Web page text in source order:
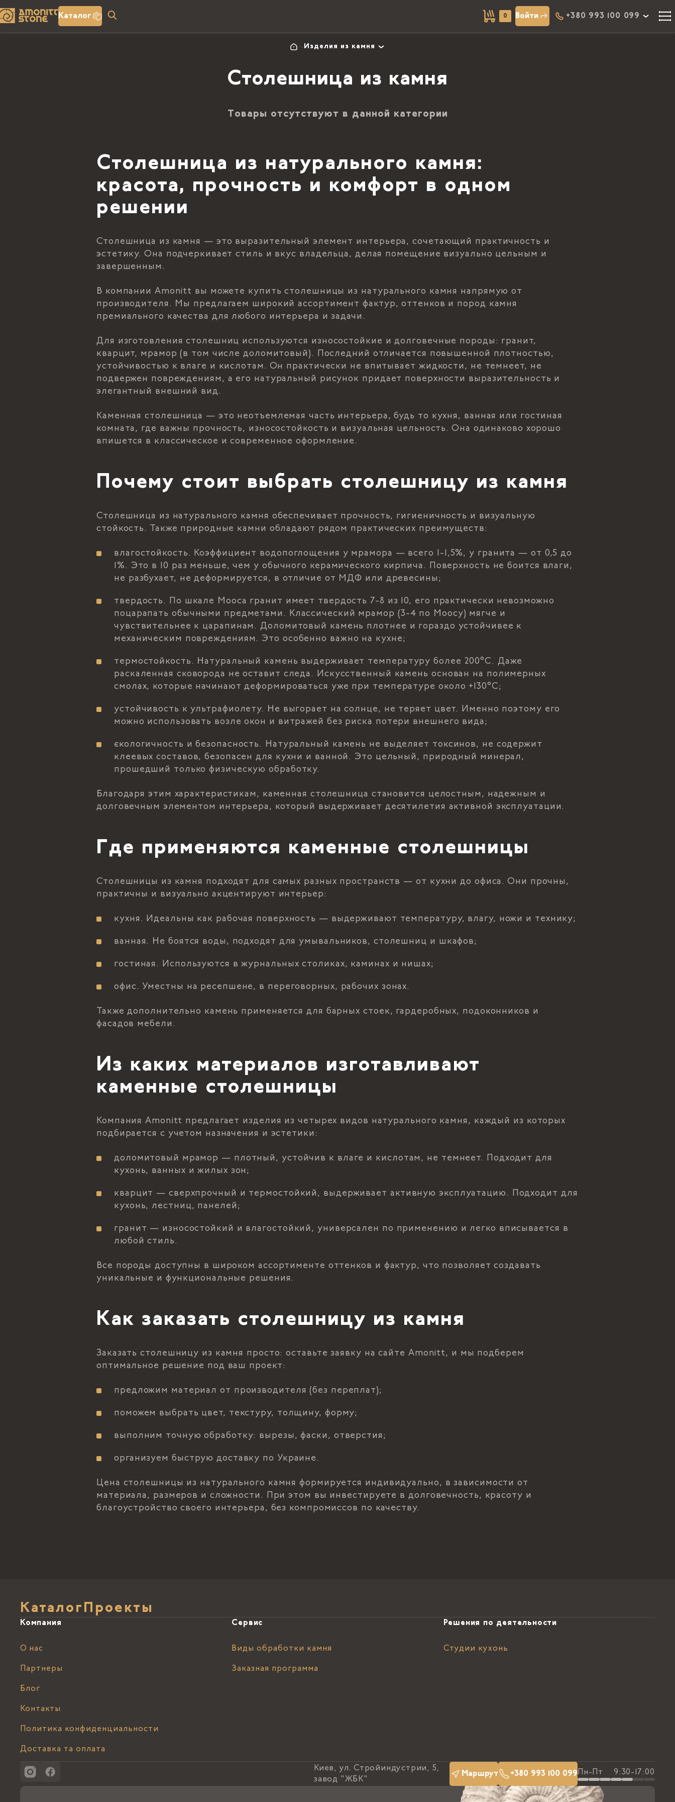
Каталог 0 Войти +380 993 100 099
Изделия из камня
Столешница из камня
Товары отсутствуют в данной категории
Столешница из натурального камня:
красота, прочность и комфорт в одном
решении
Столешница из камня — это выразительный элемент интерьера, сочетающий практичность и
эстетику. Она подчеркивает стиль и вкус владельца, делая помещение визуально цельным и
завершенным.
В компании Amonitt вы можете купить столешницы из натурального камня напрямую от
производителя. Мы предлагаем широкий ассортимент фактур, оттенков и пород камня
премиального качества для любого интерьера и задачи.
Для изготовления столешниц используются износостойкие и долговечные породы: гранит,
кварцит, мрамор (в том числе доломитовый). Последний отличается повышенной плотностью,
устойчивостью к влаге и кислотам. Он практически не впитывает жидкости, не темнеет, не
подвержен повреждениям, а его натуральный рисунок придает поверхности выразительность и
элегантный внешний вид.
Каменная столешница — это неотъемлемая часть интерьера, будь то кухня, ванная или гостиная
комната, где важны прочность, износостойкость и визуальная цельность. Она одинаково хорошо
впишется в классическое и современное оформление.
Почему стоит выбрать столешницу из камня
Столешница из натурального камня обеспечивает прочность, гигиеничность и визуальную
стойкость. Также природные камни обладают рядом практических преимуществ:
влагостойкость. Коэффициент водопоглощения у мрамора — всего 1-1,5%, у гранита — от 0,5 до
1%. Это в 10 раз меньше, чем у обычного керамического кирпича. Поверхность не боится влаги,
не разбухает, не деформируется, в отличие от МДФ или древесины;
твердость. По шкале Мооса гранит имеет твердость 7-8 из 10, его практически невозможно
поцарапать обычными предметами. Классический мрамор (3-4 по Моосу) мягче и
чувствительнее к царапинам. Доломитовый камень плотнее и гораздо устойчивее к
механическим повреждениям. Это особенно важно на кухне;
термостойкость. Натуральный камень выдерживает температуру более 200°C. Даже
раскаленная сковорода не оставит следа. Искусственный камень основан на полимерных
смолах, которые начинают деформироваться уже при температуре около +130°C;
устойчивость к ультрафиолету. Не выгорает на солнце, не теряет цвет. Именно поэтому его
можно использовать возле окон и витражей без риска потери внешнего вида;
єкологичность и безопасность. Натуральный камень не выделяет токсинов, не содержит
клеевых составов, безопасен для кухни и ванной. Это цельный, природный минерал,
прошедший только физическую обработку.
Благодаря этим характеристикам, каменная столешница становится целостным, надежным и
долговечным элементом интерьера, который выдерживает десятилетия активной эксплуатации.
Где применяются каменные столешницы
Столешницы из камня подходят для самых разных пространств — от кухни до офиса. Они прочны,
практичны и визуально акцентируют интерьер:
кухня. Идеальны как рабочая поверхность — выдерживают температуру, влагу, ножи и технику;
ванная. Не боятся воды, подходят для умывальников, столешниц и шкафов;
гостиная. Используются в журнальных столиках, каминах и нишах;
офис. Уместны на ресепшене, в переговорных, рабочих зонах.
Также дополнительно камень применяется для барных стоек, гардеробных, подоконников и
фасадов мебели.
Из каких материалов изготавливают
каменные столешницы
Компания Amonitt предлагает изделия из четырех видов натурального камня, каждый из которых
подбирается с учетом назначения и эстетики:
доломитовый мрамор — плотный, устойчив к влаге и кислотам, не темнеет. Подходит для
кухонь, ванных и жилых зон;
кварцит — сверхпрочный и термостойкий, выдерживает активную эксплуатацию. Подходит для
кухонь, лестниц, панелей;
гранит — износостойкий и влагостойкий, универсален по применению и легко вписывается в
любой стиль.
Все породы доступны в широком ассортименте оттенков и фактур, что позволяет создавать
уникальные и функциональные решения.
Как заказать столешницу из камня
Заказать столешницу из камня просто: оставьте заявку на сайте Amonitt, и мы подберем
оптимальное решение под ваш проект:
предложим материал от производителя (без переплат);
поможем выбрать цвет, текстуру, толщину, форму;
выполним точную обработку: вырезы, фаски, отверстия;
организуем быструю доставку по Украине.
Цена столешницы из натурального камня формируется индивидуально, в зависимости от
материала, размеров и сложности. При этом вы инвестируете в долговечность, красоту и
благоустройство своего интерьера, без компромиссов по качеству.
Каталог Проекты
Компания
О нас
Партнеры
Блог
Контакты
Политика конфиденциальности
Доставка та оплата
Сервис
Виды обработки камня
Заказная программа
Решения по деятельности
Студии кухонь
Киев, ул. Стройиндустрии, 5,
завод "ЖБК"
Маршрут +380 993 100 099 Пн-Пт 9:30-17:00